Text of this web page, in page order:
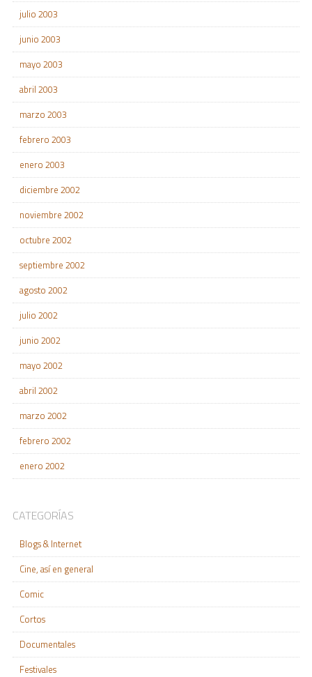
julio 2003
junio 2003
mayo 2003
abril 2003
marzo 2003
febrero 2003
enero 2003
diciembre 2002
noviembre 2002
octubre 2002
septiembre 2002
agosto 2002
julio 2002
junio 2002
mayo 2002
abril 2002
marzo 2002
febrero 2002
enero 2002
CATEGORÍAS
Blogs & Internet
Cine, así en general
Comic
Cortos
Documentales
Festivales